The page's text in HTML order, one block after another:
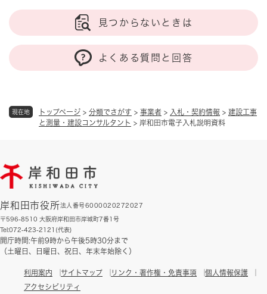
現在地 トップページ > 分類でさがす > 事業者 > 入札・契約情報 > 建設工事
と測量・建設コンサルタント > 岸和田市電子入札説明資料
見つからないときは
よくある質問と回答
岸和田市役所法人番号6000020272027
〒596-8510 大阪府岸和田市岸城町7番1号
Tel:072-423-2121(代表)
開庁時間:午前9時から午後5時30分まで
（土曜日、日曜日、祝日、年末年始除く）
利用案内 サイトマップ リンク・著作権・免責事項
個人情報保護
アクセシビリティ